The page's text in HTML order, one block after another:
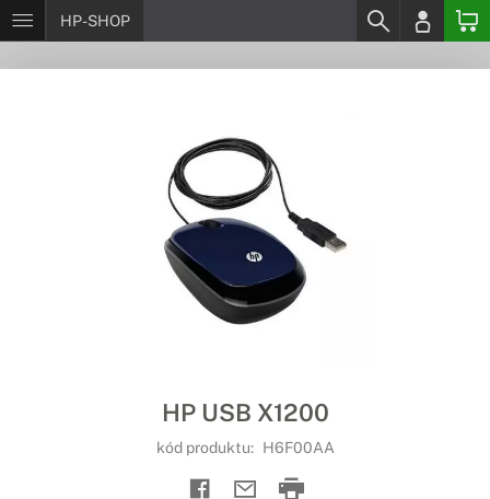
HP-SHOP
HP USB X1200
kód produktu: H6F00AA